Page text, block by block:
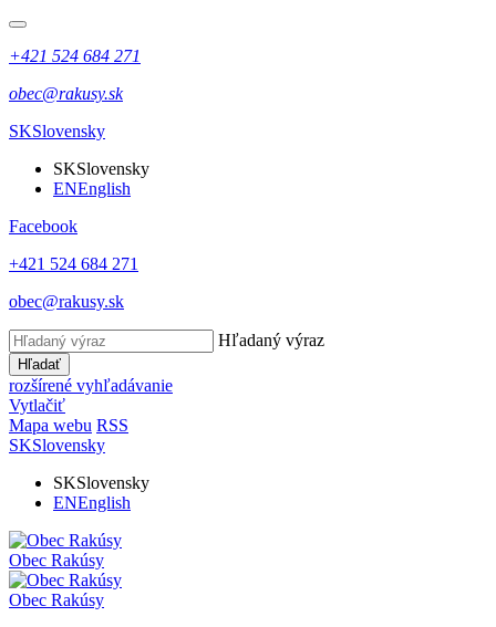
+421 524 684 271
obec@rakusy.sk
SKSlovensky
SKSlovensky
ENEnglish
Facebook
+421 524 684 271
obec@rakusy.sk
Hľadaný výraz
Hľadať
rozšírené vyhľadávanie
Vytlačiť
Mapa webu RSS
SKSlovensky
SKSlovensky
ENEnglish
Obec Rakúsy
Obec Rakúsy